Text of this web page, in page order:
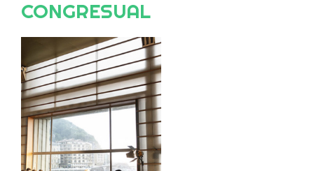
CONGRESUAL